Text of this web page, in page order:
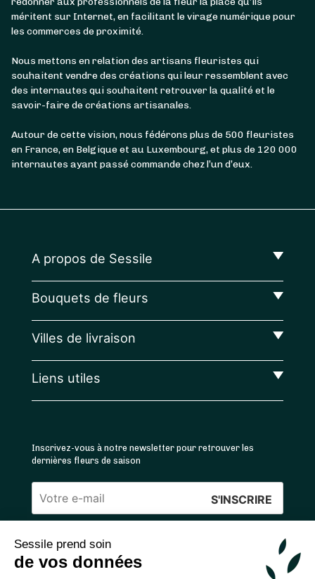
Sessile prend soin
de vos données
méritent sur Internet, en facilitant le virage numérique pour
les commerces de proximité.
Nous mettons en relation des artisans fleuristes qui
souhaitent vendre des créations qui leur ressemblent avec
des internautes qui souhaitent retrouver la qualité et le
savoir-faire de créations artisanales.
Autour de cette vision, nous fédérons plus de 500 fleuristes
en France, en Belgique et au Luxembourg, et plus de 120 000
internautes ayant passé commande chez l’un d’eux.
A propos de Sessile
Bouquets de fleurs
Villes de livraison
Liens utiles
Inscrivez-vous à notre newsletter pour retrouver les
dernières fleurs de saison
Veuillez
ce
champ
4.4 /5 ⭐ | 120 000+ bouquets livrés |
Achats 100% sécurisés